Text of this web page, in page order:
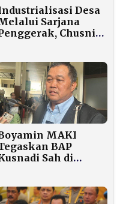
Desa
Sarjana
Chusni
Kerja
MAKI
BAP
Sah di